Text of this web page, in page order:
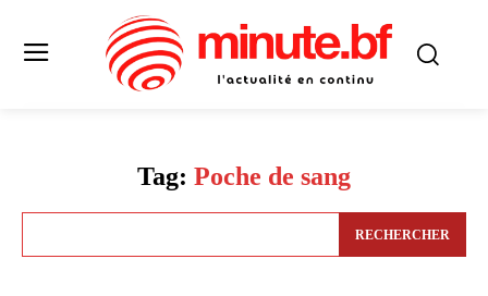
Tag: Poche de sang
RECHERCHER